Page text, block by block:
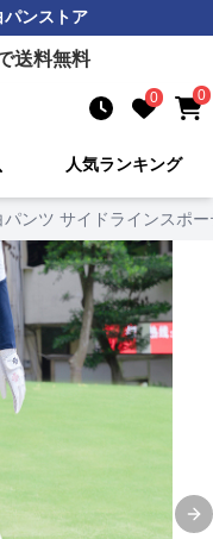
パンストア
送料無料
0 0
人気ランキング
パンツ サイドラインスポ